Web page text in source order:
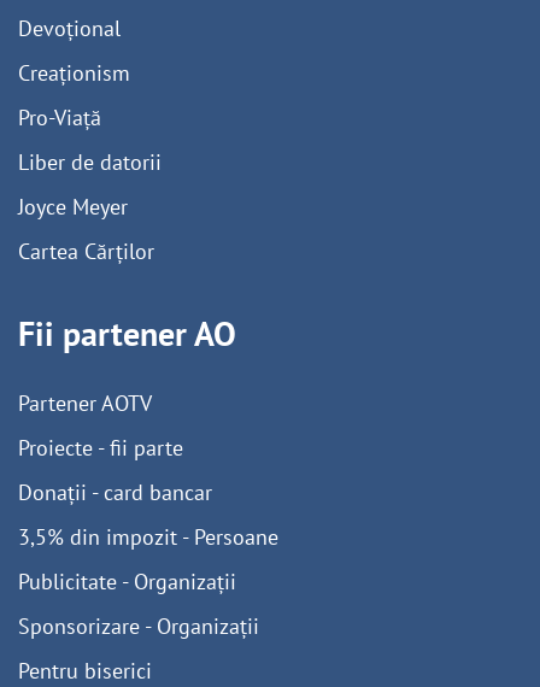
Devoțional
Creaționism
Pro-Viață
Liber de datorii
Joyce Meyer
Cartea Cărților
Fii partener AO
Partener AOTV
Proiecte - fii parte
Donații - card bancar
3,5% din impozit - Persoane
Publicitate - Organizații
Sponsorizare - Organizații
Pentru biserici